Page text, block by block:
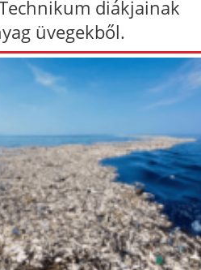
diákjainak
üvegekből.